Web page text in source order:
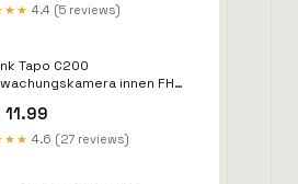
4.4 (5 reviews)
Tapo C200
innen FHD
11.99
4.6 (27 reviews)